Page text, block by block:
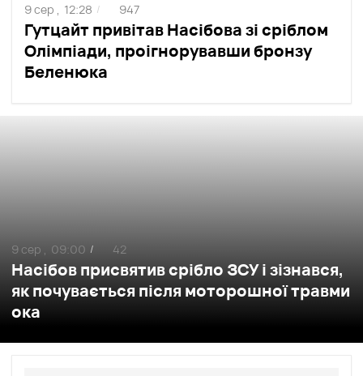
Гутцайт привітав Насібова зі сріблом
Олімпіади, проігнорувавши бронзу
Беленюка
9 сер , 12:28 / 947
Насібов присвятив срібло ЗСУ і зізнався,
як почувається після моторошної травми
ока
9 сер , 09:00 / 42